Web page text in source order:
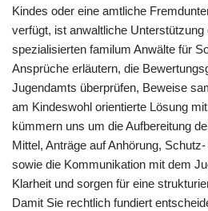
Kindes oder eine amtliche
verfügt, ist anwaltliche
spezialisierten familum Anwälte für
Ansprüche erläutern, die
Jugendamts überprüfen, Beweise
am Kindeswohl orientierte Lösung
kümmern uns um die Aufbereitung
Mittel, Anträge auf Anhörung,
sowie die Kommunikation mit dem
Klarheit und sorgen für eine
Damit Sie rechtlich fundiert